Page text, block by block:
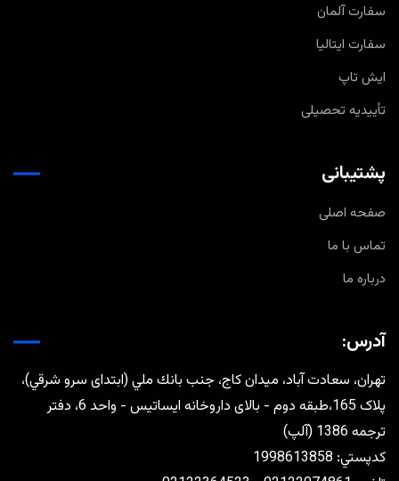
سفارت آلمان
سفارت ایتالیا
ایش تاپ
تأییدیه تحصیلی
پشتیبانی
صفحه اصلی
تماس با ما
درباره ما
آدرس:
تهران، سعادت آباد، ميدان كاج، جنب بانك ملي (ابتدای سرو شرقي)،
پلاک 165،طبقه دوم - بالای داروخانه ایساتیس - واحد 6، دفتر
ترجمه 1386 (آلپ)
كدپستي: 1998613858